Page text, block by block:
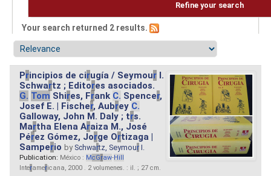
Refine your search
Your search returned 2 results.
Principios de cirugía / Seymour I.
Schwartz ; Editores asociados.
G. Tom Shires, Frank C. Spencer,
Josef E. | Fischer, Aubrey C.
Galloway, John M. Daly ; trs.
Martha Elena Araiza M., José
Pérez Gómez, Jorge Ortizaga |
Samperio by Schwartz, Seymour I.
Publication: México : McGraw-Hill
Interamericana, 2000 . 2 volumenes. : il. ; 27 cm.